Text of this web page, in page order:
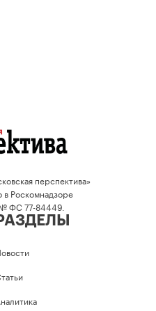
перспектива»
в Роскомнадзоре
ФС 77-84449.